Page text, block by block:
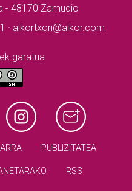
- 48170 Zamudio
· aikortxori@aikor.com
garatua
PUBLIZITATEA
RSS